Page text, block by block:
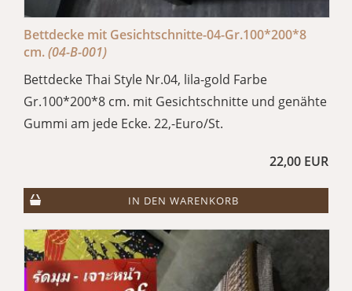
Bettdecke mit Gesichtschnitte-04-Gr.100*200*8
cm.(04-B-001)
Bettdecke Thai Style Nr.04, lila-gold Farbe
Gr.100*200*8 cm. mit Gesichtschnitte und genähte
Gummi am jede Ecke. 22,-Euro/St.
22,00 EUR
IN DEN WARENKORB